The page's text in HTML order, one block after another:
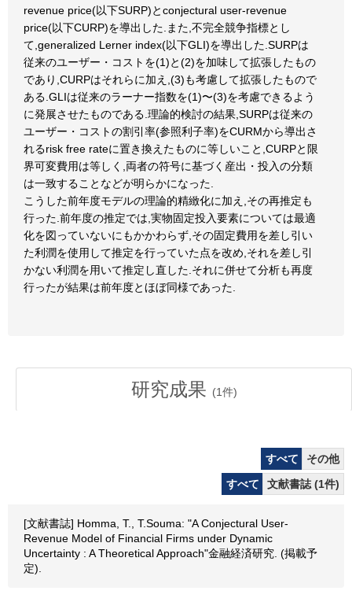
revenue price(以下SURP)とconjectural user-revenue
price(以下CURP)を導出した.また,不完全競争指標とし
て,generalized Lerner index(以下GLI)を導出した.SURPは
従来のユーザー・コストを(1)と(2)を加味して拡張したもの
であり,CURPはそれらに加え,(3)も考慮して拡張したもので
ある.GLIは従来のラーナー指数を(1)〜(3)を考慮できるよう
に発展させたものである.理論的検討の結果,SURPは従来の
ユーザー・コストの割引率(参照利子率)をCURMから導出さ
れるrisk free rateに置き換えたものに等しいこと,CURPと限
界可変費用は等しく,両者の符号に基づく産出・投入の分類
は一致することなどが明らかになった.
こうした前年度モデルの理論的精緻化に加え,その再推定も
行った.前年度の推定では,実物固定投入要素については最適
化を図っていないにもかかわらず,その固定費用を差し引い
た利潤を使用して推定を行っていた点を改め,それを差し引
かない利潤を用いて推定し直した.それに併せて分析も再度
行ったが結果は前年度とほぼ同様であった.
研究成果 (1件)
すべて
その他
すべて
文献書誌 (1件)
[文献書誌] Homma, T., T.Souma: "A Conjectural User-
Revenue Model of Financial Firms under Dynamic
Uncertainty : A Theoretical Approach"金融経済研究. (掲載予
定).